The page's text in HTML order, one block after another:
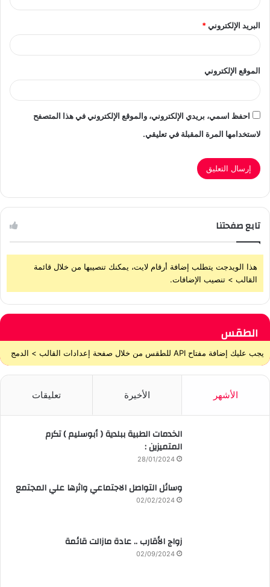
البريد الإلكتروني*
الموقع الإلكتروني
احفظ اسمي، بريدي الإلكتروني، والموقع الإلكتروني في هذا المتصفح
لاستخدامها المرة المقبلة في تعليقي.
تابع صفحتنا
هذا الويدجت يتطلب إضافة أرقام لايت، يمكنك تنصيبها من خلال قائمة
القالب > تنصيب الإضافات.
الطقس
يجب عليك إضافة مفتاح API للطقس من خلال صفحة إعدادات القالب > الدمج
الأشهر الأخيرة تعليقات
الخدمات الطبية ببلدية ( أبوسليم ) تكرم
المتميزين :
28/01/2024
وسائل التواصل الاجتماعي واثرها علي المجتمع
02/02/2024
زواج الأقارب .. عادة مازالت قائمة
02/09/2024